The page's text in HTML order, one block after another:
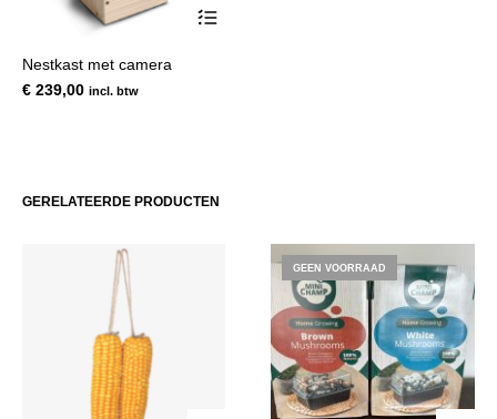
Nestkast met camera
€ 239,00 incl. btw
GERELATEERDE PRODUCTEN
GEEN VOORRAAD